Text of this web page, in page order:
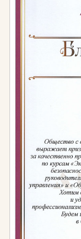
Какие
В
в сфере
включает
аспекты
Теория
принципы
ландшафтном